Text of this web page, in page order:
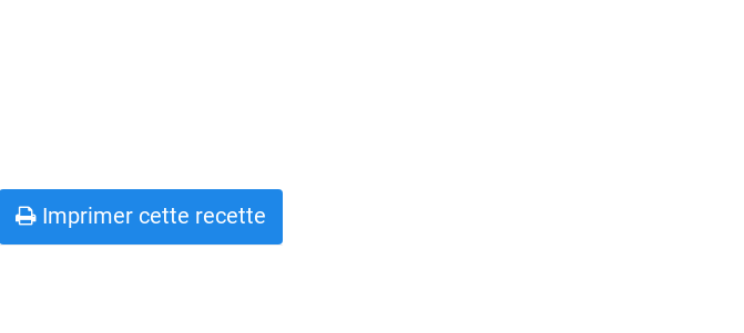
Imprimer cette recette